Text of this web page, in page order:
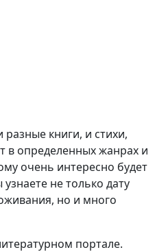
книги, и стихи,
в определенных жанрах и
очень интересно будет
не только дату
но и много
портале.